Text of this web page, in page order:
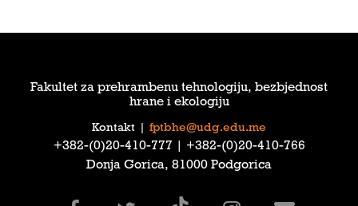
Fakultet za prehrambenu tehnologiju, bezbjednost
hrane i ekologiju
Kontakt fptbhe@udg.edu.me
‎+382-(0)20-410-777‎ | ‎+382-(0)20-410-766‎
Donja Gorica, 81000 Podgorica